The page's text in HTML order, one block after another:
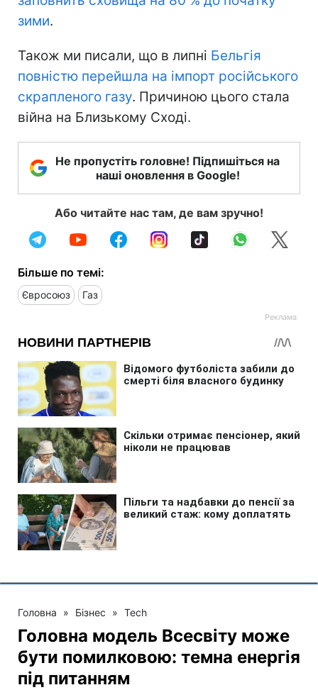
зими.
Також ми писали, що в липні Бельгія
повністю перейшла на імпорт російського
скрапленого газу. Причиною цього стала
війна на Близькому Сході.
Не пропустіть головне! Підпишіться на
наші оновлення в Google!
Або читайте нас там, де вам зручно!
Більше по темі:
Євросоюз Газ
Головна » Бізнес » Tech
Головна модель Всесвіту може
бути помилковою: темна енергія
під питанням